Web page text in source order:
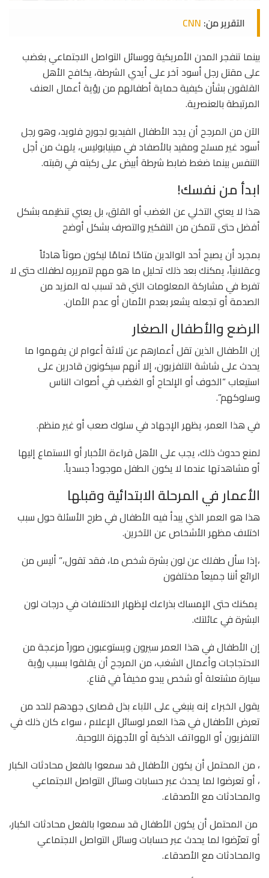
التقرير من: CNN
بينما تنفجر المدن الأمريكية ووسائل التواصل الاجتماعي بغضب
على مقتل رجل أسود آخر على أيدي الشرطة، يكافح الأهل
القلقون بشأن كيفية حماية أطفالهم من رؤية أعمال العنف
المرتبطة بالعنصرية.
الآن من المرجح أن يجد الأطفال الفيديو لجورج فلويد، وهو رجل
أسود غير مسلح ومقيد بالأصفاد في مينيابوليس، يلهث من أجل
التنفس بينما ضغط ضابط شرطة أبيض على ركبته في رقبته.
ابدأ من نفسك!
هذا لا يعني التخلي عن الغضب أو القلق، بل يعني تنظيمه بشكل
أفضل حتى تتمكن من التفكير والتصرف بشكل أوضح
بمجرد أن يصبح أحد الوالدين متاحًا تمامًا ليكون صوتاً هادئاً
وعقلانياً، يمكنك بعد ذلك تحليل ما هو مهم لتمريره لطفلك حتى لا
تفرط في مشاركة المعلومات التي قد تسبب له المزيد من
الصدمة أو تجعله يشعر بعدم الأمان أو عدم الأمان.
الرضع والأطفال الصغار
إن الأطفال الذين تقل أعمارهم عن ثلاثة أعوام لن يفهموا ما
يحدث على شاشة التلفزيون، إلا أنهم سيكونون قادرين على
استيعاب “الخوف أو الإلحاح أو الغضب في أصوات الناس
وسلوكهم”.
في هذا العمر، يظهر الإجهاد في سلوك صعب أو غير منظم.
لمنع حدوث ذلك، يجب على الأهل قراءة الأخبار أو الاستماع إليها
أو مشاهدتها عندما لا يكون الطفل موجوداً جسدياً.
الأعمار في المرحلة الابتدائية وقبلها
هذا هو العمر الذي يبدأ فيه الأطفال في طرح الأسئلة حول سبب
اختلاف مظهر الأشخاص عن الآخرين.
،إذا سأل طفلك عن لون بشرة شخص ما، فقد تقول،” أليس من
الرائع أننا جميعاً مختلفون
يمكنك حتى الإمساك بذراعك لإظهار الاختلافات في درجات لون
البشرة في عائلتك.
إن الأطفال في هذا العمر سيرون ويستوعبون صوراً مزعجة من
الاحتجاجات وأعمال الشغب، من المرجح أن يقلقوا بسبب رؤية
سيارة مشتعلة أو شخص يبدو مخيفاً في قناع.
يقول الخبراء إنه ينبغي على الآباء بذل قصارى جهدهم للحد من
تعرض الأطفال في هذا العمر لوسائل الإعلام ، سواء كان ذلك في
التلفزيون أو الهواتف الذكية أو الأجهزة اللوحية.
، من المحتمل أن يكون الأطفال قد سمعوا بالفعل محادثات الكبار
، أو تعرضوا لما يحدث عبر حسابات وسائل التواصل الاجتماعي
والمحادثات مع الأصدقاء.
من المحتمل أن يكون الأطفال قد سمعوا بالفعل محادثات الكبار،
أو تعرّضوا لما يحدث عبر حسابات وسائل التواصل الاجتماعي
والمحادثات مع الأصدقاء.